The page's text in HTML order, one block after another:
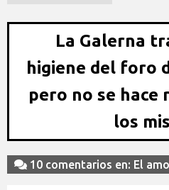
La Galerna
higiene del foro
pero no se hace
los
10 comentarios en: El